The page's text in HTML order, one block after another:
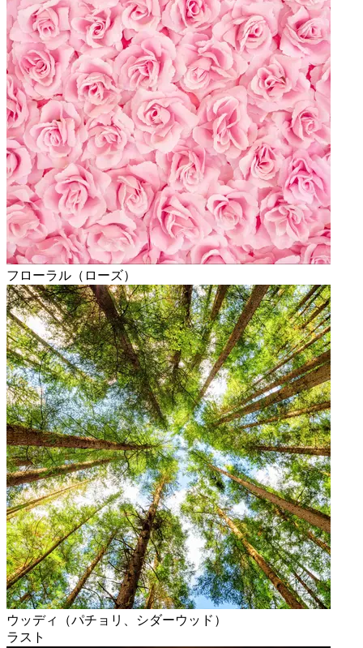
フローラル（ローズ）
ウッディ（パチョリ、シダーウッド）
ラスト